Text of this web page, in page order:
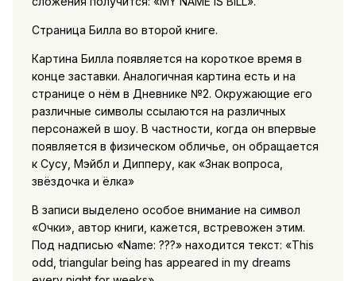
Страница Билла во второй книге.
Картина Билла появляется на короткое время в
конце заставки. Аналогичная картина есть и на
странице о нём в Дневнике №2. Окружающие его
различные символы ссылаются на различных
персонажей в шоу. В частности, когда он впервые
появляется в физическом обличье, он обращается
к Сусу, Мэйбл и Дипперу, как «Знак вопроса,
звёздочка и ёлка»
В записи выделено особое внимание на символ
«Очки», автор книги, кажется, встревожен этим.
Под надписью «Name: ???» находится текст: «This
odd, triangular being has appeared in my dreams